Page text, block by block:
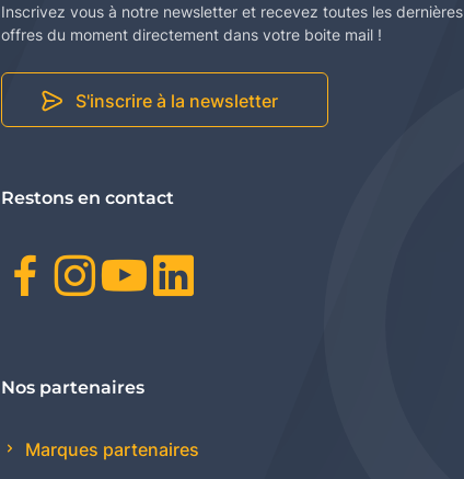
Inscrivez vous à notre newsletter et recevez toutes les dernières
offres du moment directement dans votre boite mail !
S'inscrire à la newsletter
Restons en contact
Facebook
Instagram
Youtube
Nos partenaires
Marques partenaires